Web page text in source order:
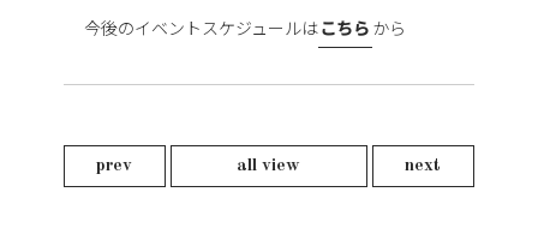
今後のイベントスケジュールはこちら から
prev all view next